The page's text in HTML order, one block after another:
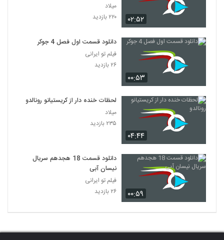
۰۲:۵۲
میلاد
۲۲۰ بازدید
۰۰:۵۳
دانلود قسمت اول فصل 4 جوکر
فیلم تو ایرانی
۲۶ بازدید
۰۴:۴۴
لحظات خنده دار از کریستیانو رونالدو
میلاد
۲۳۵ بازدید
۰۰:۵۹
دانلود قسمت 18 هجدهم سریال
نیسان آبی
فیلم تو ایرانی
۲۶ بازدید